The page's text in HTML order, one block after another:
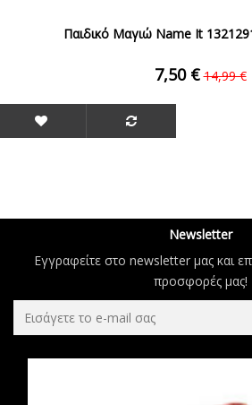
Παιδικό Μαγιώ Name It
7,50 € 14,99 €
Newsletter
Εγγραφείτε στο newsletter μας και
προσφορές μας!